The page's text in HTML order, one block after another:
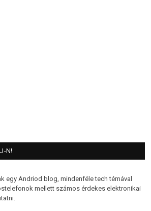
N!
egy Andriod blog, mindenféle tech témával
mellett számos érdekes elektronikai